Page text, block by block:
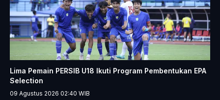
Lima Pemain PERSIB U18 Ikuti Program Pembentukan EPA
Selection
09 Agustus 2026 02:40 WIB